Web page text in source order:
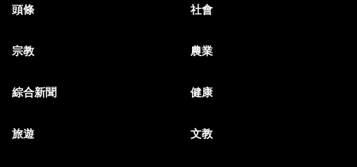
頭條 社會
宗教 農業
綜合新聞 健康
旅遊 文教